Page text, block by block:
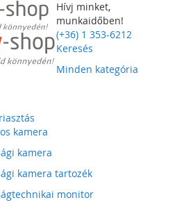
Hívj minket,
munkaidőben!
(+36) 1 353-6212
Keresés
Minden kategória
kamera
kamera
kamera tartozék
monitor